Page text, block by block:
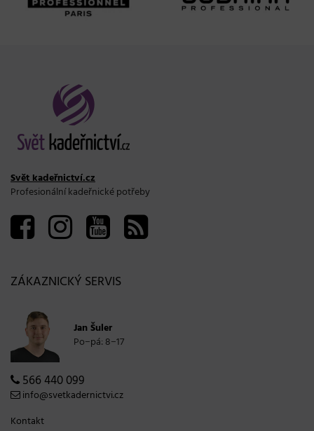
Svět kadeřnictví.cz
Profesionální kadeřnické potřeby
ZÁKAZNICKÝ SERVIS
Jan Šuler
Po−pá: 8−17
566 440 099
info@svetkadernictvi.cz
Kontakt